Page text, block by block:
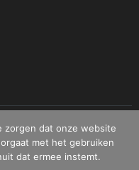
rechten voorbehouden.
zorgen dat onze website
met het gebruiken
dat ermee instemt.